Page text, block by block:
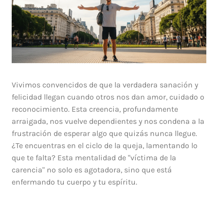
Vivimos convencidos de que la verdadera sanación y
felicidad llegan cuando otros nos dan amor, cuidado o
reconocimiento. Esta creencia, profundamente
arraigada, nos vuelve dependientes y nos condena a la
frustración de esperar algo que quizás nunca llegue.
¿Te encuentras en el ciclo de la queja, lamentando lo
que te falta? Esta mentalidad de "víctima de la
carencia" no solo es agotadora, sino que está
enfermando tu cuerpo y tu espíritu.